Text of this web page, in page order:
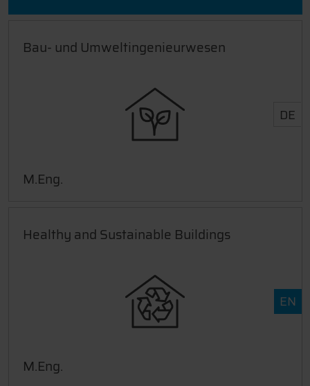
Bau- und Umweltingenieurwesen
DE
M.Eng.
Healthy and Sustainable Buildings
EN
M.Eng.